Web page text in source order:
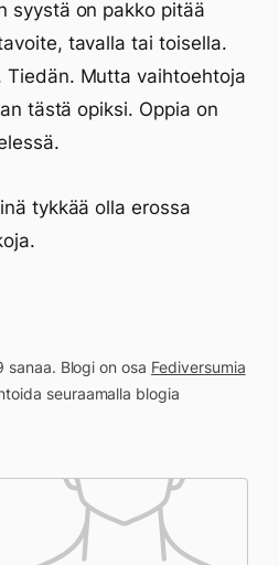
syystä on pakko pitää
tavalla tai toisella.
Tiedän. Mutta vaihtoehtoja
tästä opiksi. Oppia on
tykkää olla erossa
sanaa. Blogi on osa Fediversumia
seuraamalla blogia